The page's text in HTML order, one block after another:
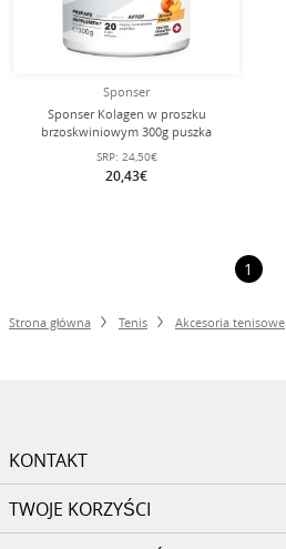
Sponser
Sponser Kolagen w proszku
brzoskwiniowym 300g puszka
SRP: 24,50€
20,43€
1
Strona główna Tenis Akcesoria tenisowe
KONTAKT
TWOJE KORZYŚCI